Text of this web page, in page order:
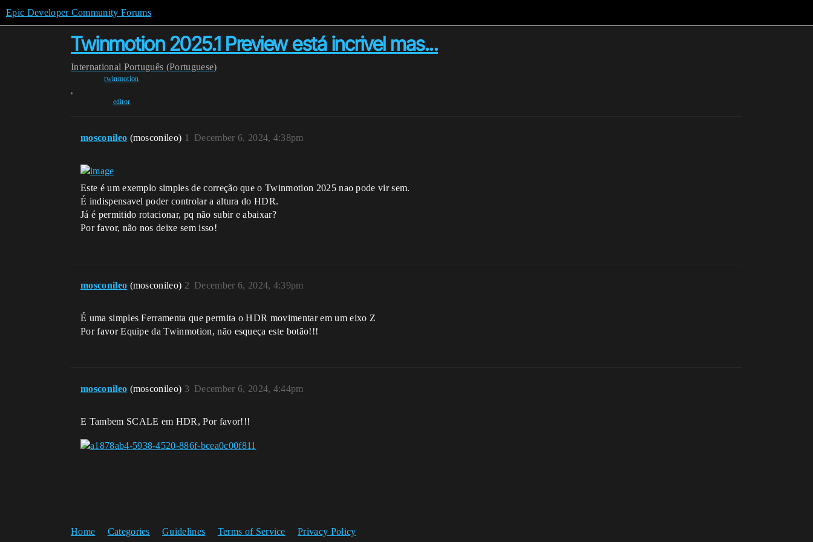
Epic Developer Community Forums
Twinmotion 2025.1 Preview está incrivel mas...
International Português (Portuguese)
twinmotion
,
editor
mosconileo (mosconileo) December 6, 2024, 4:38pm
1
Este é um exemplo simples de correção que o Twinmotion 2025 nao pode vir sem.
É indispensavel poder controlar a altura do HDR.
Já é permitido rotacionar, pq não subir e abaixar?
Por favor, não nos deixe sem isso!
mosconileo (mosconileo) December 6, 2024, 4:39pm
2
É uma simples Ferramenta que permita o HDR movimentar em um eixo Z
Por favor Equipe da Twinmotion, não esqueça este botão!!!
mosconileo (mosconileo) December 6, 2024, 4:44pm
3
E Tambem SCALE em HDR, Por favor!!!
Home Categories Guidelines Terms of Service Privacy Policy